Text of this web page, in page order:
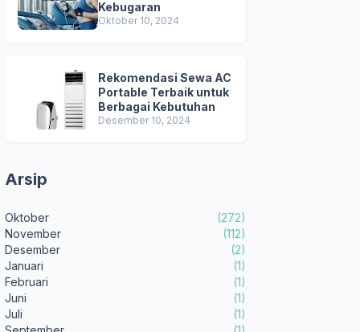
Kebugaran
Oktober 10, 2024
Rekomendasi Sewa AC
Portable Terbaik untuk
Berbagai Kebutuhan
Desember 10, 2024
Arsip
Oktober
(272)
November
(112)
Desember
(2)
Januari
(1)
Februari
(1)
Juni
(1)
Juli
(1)